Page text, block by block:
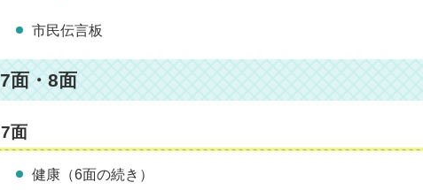
市民伝言板
7面・8面
7面
健康（6面の続き）